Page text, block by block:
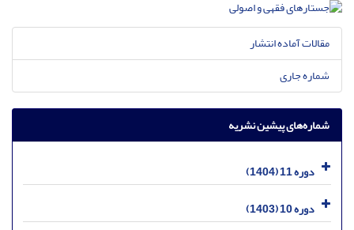
مقالات آماده انتشار
شماره جاری
شماره‌های پیشین نشریه
دوره 11 (1404)
دوره 10 (1403)